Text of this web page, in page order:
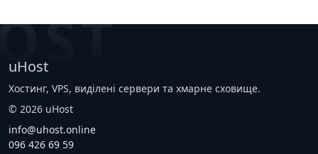
uHost
Хостинг, VPS, виділені сервери та хмарне сховище.
© 2026 uHost
info@uhost.online
096 426 69 59